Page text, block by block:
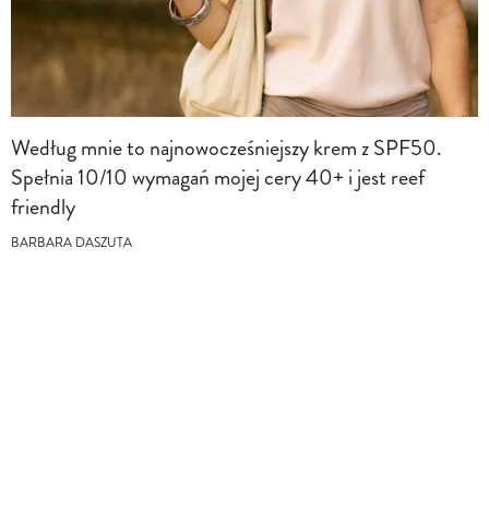
Według mnie to najnowocześniejszy krem z SPF50.
Spełnia 10/10 wymagań mojej cery 40+ i jest reef
friendly
BARBARA DASZUTA